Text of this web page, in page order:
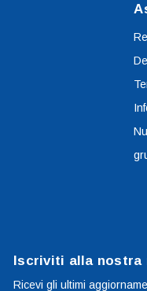
Iscriviti alla nostra
Ricevi gli ultimi